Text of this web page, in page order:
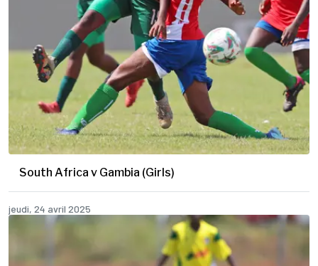
South Africa v Gambia (Girls)
jeudi, 24 avril 2025